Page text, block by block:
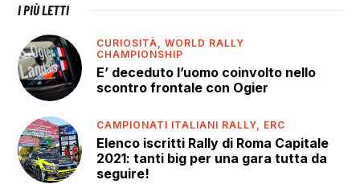
I PIÙ LETTI
CURIOSITÀ,WORLD RALLY
CHAMPIONSHIP
E’ deceduto l’uomo coinvolto nello
scontro frontale con Ogier
CAMPIONATI ITALIANI RALLY, ERC
Elenco iscritti Rally di Roma Capitale
2021: tanti big per una gara tutta da
seguire!